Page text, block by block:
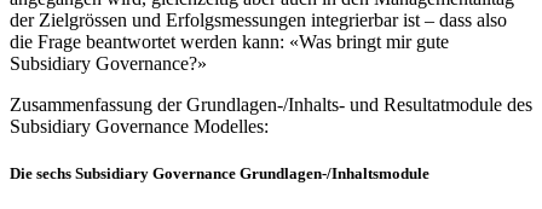
der Zielgrössen und Erfolgsmessungen integrierbar ist – dass also
die Frage beantwortet werden kann: «Was bringt mir gute
Subsidiary Governance?»
Zusammenfassung der Grundlagen-/Inhalts- und Resultatmodule des
Subsidiary Governance Modelles:
Die sechs Subsidiary Governance Grundlagen-/Inhaltsmodule